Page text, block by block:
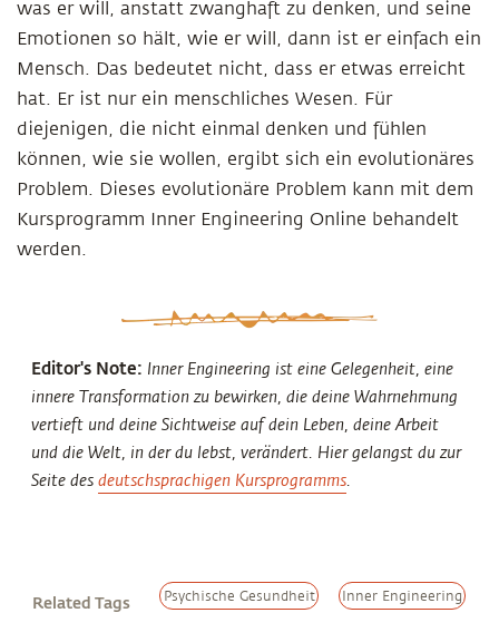
was er will, anstatt zwanghaft zu denken, und seine
Emotionen so hält, wie er will, dann ist er einfach ein
Mensch. Das bedeutet nicht, dass er etwas erreicht
hat. Er ist nur ein menschliches Wesen. Für
diejenigen, die nicht einmal denken und fühlen
können, wie sie wollen, ergibt sich ein evolutionäres
Problem. Dieses evolutionäre Problem kann mit dem
Kursprogramm Inner Engineering Online behandelt
werden.
Editor's Note: Inner Engineering ist eine Gelegenheit, eine
innere Transformation zu bewirken, die deine Wahrnehmung
vertieft und deine Sichtweise auf dein Leben, deine Arbeit
und die Welt, in der du lebst, verändert. Hier gelangst du zur
Seite des deutschsprachigen Kursprogramms.
Related Tags Psychische Gesundheit Inner Engineering